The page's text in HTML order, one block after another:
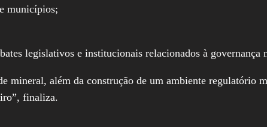
municípios;
legislativos e institucionais relacionados à governança
mineral, além da construção de um ambiente regulatório
finaliza.